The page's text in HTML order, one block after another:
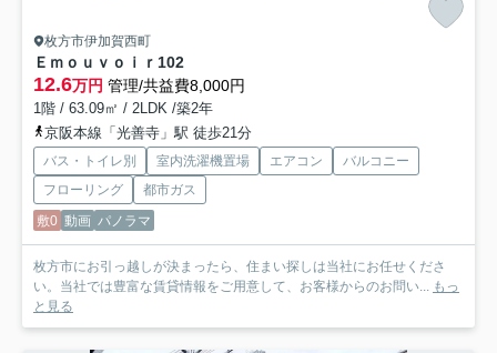
枚方市伊加賀西町
Ｅｍｏｕｖｏｉｒ 102
12.6万円 管理/共益費8,000円
1階 / 63.09㎡ / 2LDK /築2年
京阪本線「光善寺」駅 徒歩21分
バス・トイレ別 室内洗濯機置場 エアコン
バルコニー
フローリング
都市ガス
敷0 動画 パノラマ
枚方市にお引っ越しが決まったら、住まい探しは当社にお任せくださ
い。当社では豊富な賃貸情報をご用意して、お客様からのお問い... もっ
と見る